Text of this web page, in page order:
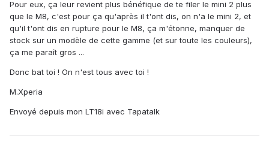
Pour eux, ça leur revient plus bénéfique de te filer le mini 2 plus
que le M8, c'est pour ça qu'après il t'ont dis, on n'a le mini 2, et
qu'il t'ont dis en rupture pour le M8, ça m'étonne, manquer de
stock sur un modèle de cette gamme (et sur toute les couleurs),
ça me paraît gros ...
Donc bat toi ! On n'est tous avec toi !
M.Xperia
Envoyé depuis mon LT18i avec Tapatalk